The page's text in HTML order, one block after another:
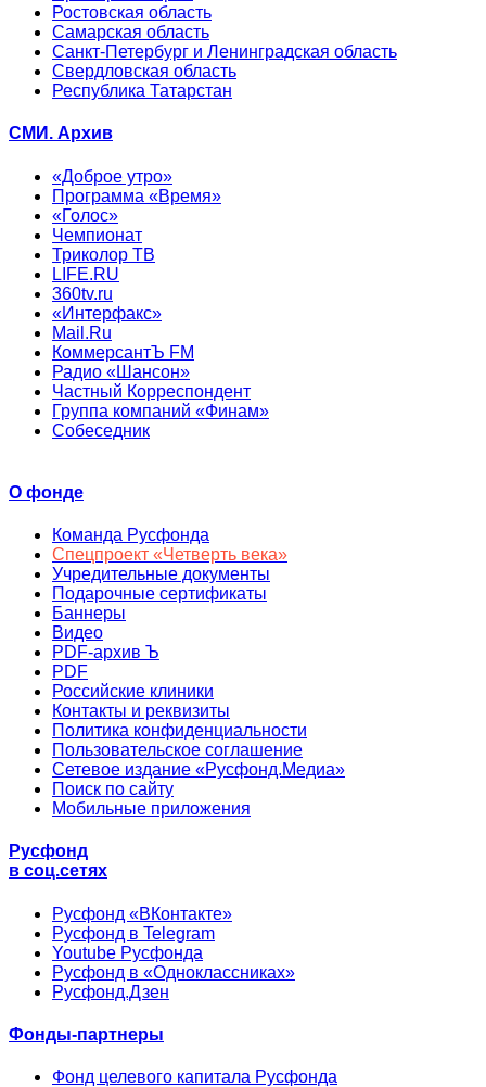
Ростовская область
Самарская область
Санкт-Петербург и Ленинградская область
Свердловская область
Республика Татарстан
СМИ. Архив
«Доброе утро»
Программа «Время»
«Голос»
Чемпионат
Триколор ТВ
LIFE.RU
360tv.ru
«Интерфакс»
Mail.Ru
КоммерсантЪ FM
Радио «Шансон»
Частный Корреспондент
Группа компаний «Финам»
Собеседник
О фонде
Команда Русфонда
Спецпроект «Четверть века»
Учредительные документы
Подарочные сертификаты
Баннеры
Видео
PDF-архив Ъ
PDF
Российские клиники
Контакты и реквизиты
Политика конфиденциальности
Пользовательское соглашение
Сетевое издание «Русфонд.Медиа»
Поиск по сайту
Мобильные приложения
Русфонд
в соц.сетях
Русфонд «ВКонтакте»
Русфонд в Telegram
Youtube Русфонда
Русфонд в «Одноклассниках»
Русфонд.Дзен
Фонды-партнеры
Фонд целевого капитала Русфонда